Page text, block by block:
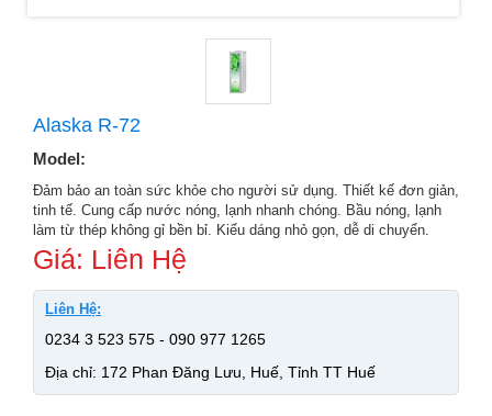
Alaska R-72
Model:
Đảm bảo an toàn sức khỏe cho người sử dụng. Thiết kế đơn giản,
tinh tế. Cung cấp nước nóng, lạnh nhanh chóng. Bầu nóng, lạnh
làm từ thép không gỉ bền bỉ. Kiểu dáng nhỏ gọn, dễ di chuyển.
Giá: Liên Hệ
Liên Hệ:
0234 3 523 575 - 090 977 1265
Địa chỉ: 172 Phan Đăng Lưu, Huế, Tỉnh TT Huế